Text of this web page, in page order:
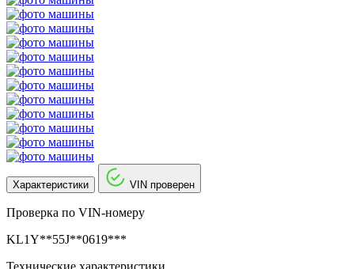
Характеристики VIN проверен
Проверка по VIN-номеру
KL1Y**55J**0619***
Технические характеристики